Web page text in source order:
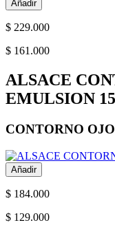
Añadir
$ 229.000
$ 161.000
ALSACE
EMULSION
CONTORNO
Añadir
$ 184.000
$ 129.000